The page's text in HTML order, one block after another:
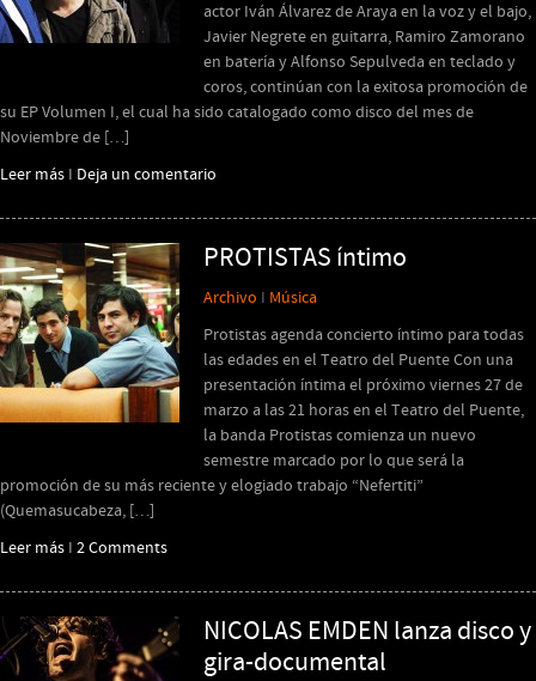
actor Iván Álvarez de Araya en la voz y el bajo,
Javier Negrete en guitarra, Ramiro Zamorano
en batería y Alfonso Sepulveda en teclado y
coros, continúan con la exitosa promoción de
su EP Volumen I, el cual ha sido catalogado como disco del mes de
Noviembre de […]
Leer más I Deja un comentario
PROTISTAS íntimo
Archivo I Música
Protistas agenda concierto íntimo para todas
las edades en el Teatro del Puente Con una
presentación íntima el próximo viernes 27 de
marzo a las 21 horas en el Teatro del Puente,
la banda Protistas comienza un nuevo
semestre marcado por lo que será la
promoción de su más reciente y elogiado trabajo “Nefertiti”
(Quemasucabeza, […]
Leer más I 2 Comments
NICOLAS EMDEN lanza disco y
gira-documental